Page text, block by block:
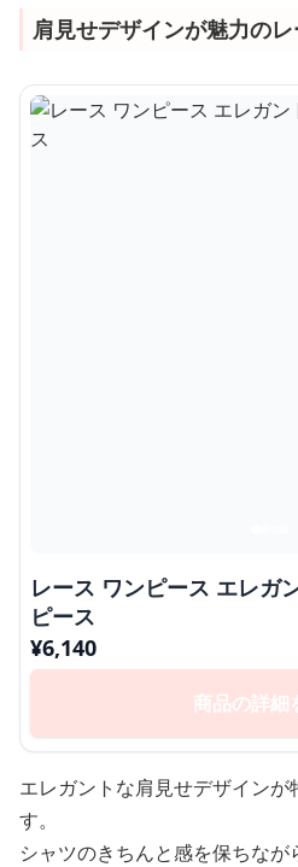
肩見せデザインが魅力の
レース ワンピース エレガ
ピース
¥6,140
商品の詳細
エレガントな肩見せデザイン
す。
シャツのきちんと感を保ちな